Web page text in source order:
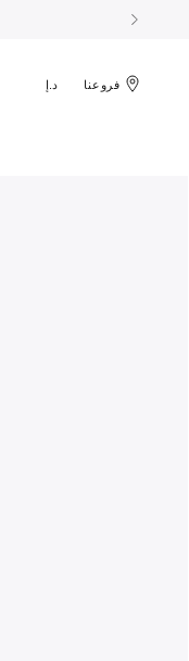
فروعنا د.إ